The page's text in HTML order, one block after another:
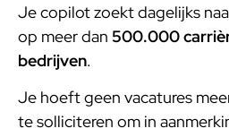
Je copilot zoekt dagelijks
op meer dan 500.000
bedrijven.
Je hoeft geen vacatures
te solliciteren om in